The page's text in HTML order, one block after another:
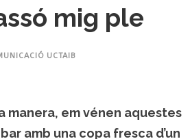
mig ple
UCTAIB
manera, em vénen aquestes
amb una copa fresca d’un